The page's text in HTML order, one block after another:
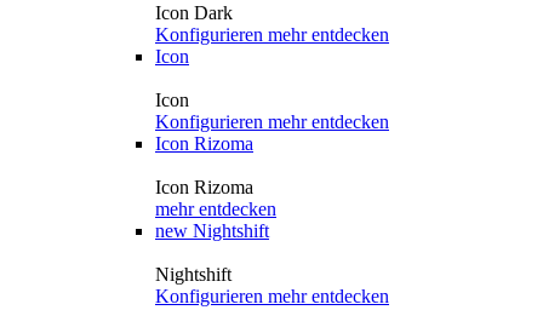
Icon Dark
Konfigurieren mehr entdecken
Icon
Icon
Konfigurieren mehr entdecken
Icon Rizoma
Icon Rizoma
mehr entdecken
new Nightshift
Nightshift
Konfigurieren mehr entdecken